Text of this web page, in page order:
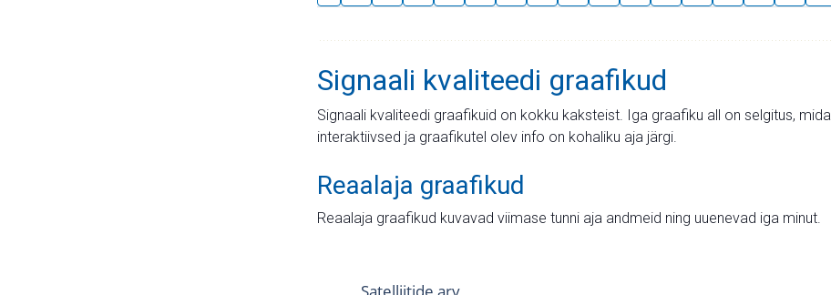
Signaali kvaliteedi graafikud
Signaali kvaliteedi graafikuid on kokku kaksteist. Iga graafiku all on selgitus,
interaktiivsed ja graafikutel olev info on kohaliku aja järgi.
Reaalaja graafikud
Reaalaja graafikud kuvavad viimase tunni aja andmeid ning uuenevad iga minut.